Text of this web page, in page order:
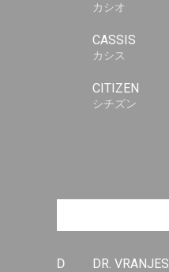
カシオ
CASSIS
カシス
CITIZEN
シチズン
D DR. VRANJES